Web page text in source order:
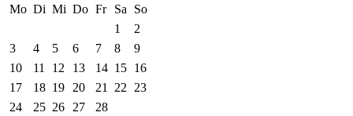
Mo Di Mi Do Fr Sa
So
1
2
3
4 5 6 7 8
9
10
11 12 13 14 15 16
17
18 19 20 21 22
23
24
25 26 27
28